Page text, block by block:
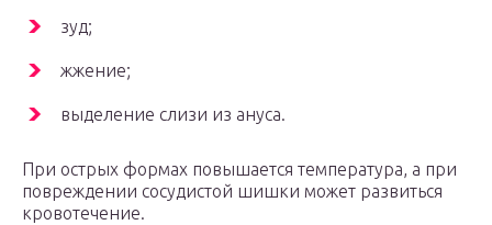
зуд;
жжение;
выделение слизи из ануса.
При острых формах повышается температура, а при
повреждении сосудистой шишки может развиться
кровотечение.